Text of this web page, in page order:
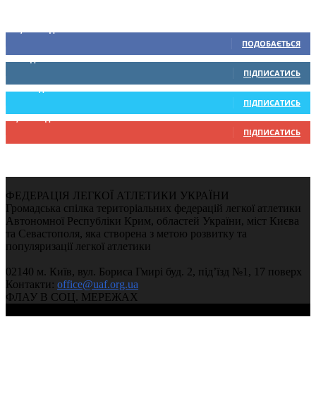
ПОДОБАЄТЬСЯ
0 Підписників
ПІДПИСАТИСЬ
234 Підписників
ПІДПИСАТИСЬ
9,370 Підписників
ПІДПИСАТИСЬ
ФЕДЕРАЦІЯ ЛЕГКОЇ АТЛЕТИКИ УКРАЇНИ
Громадська спілка територіальних федерацій легкої атлетики
Автономної Республіки Крим, областей України, міст Києва
та Севастополя, яка створена з метою розвитку та
популяризації легкої атлетики
02140 м. Київ, вул. Бориса Гмирі буд. 2, під’їзд №1, 17 поверх
Контакти: office@uaf.org.ua
ФЛАУ В СОЦ. МЕРЕЖАХ